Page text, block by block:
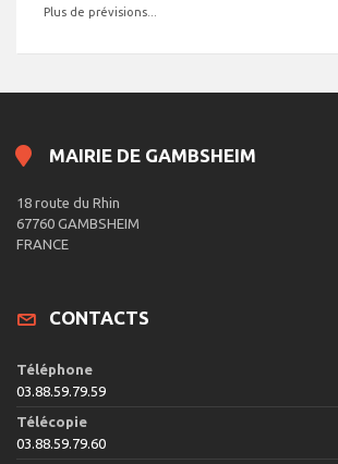
Plus de prévisions...
MAIRIE DE GAMBSHEIM
18 route du Rhin
67760 GAMBSHEIM
FRANCE
CONTACTS
Téléphone
03.88.59.79.59
Télécopie
03.88.59.79.60